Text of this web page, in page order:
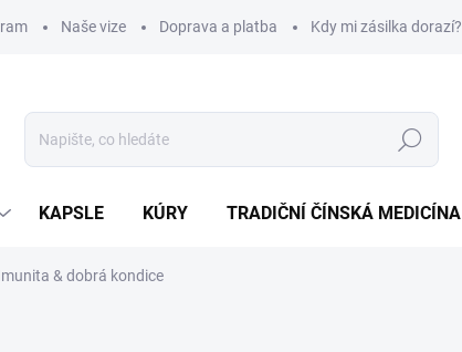
Naše vize Doprava a platba Kdy mi zásilka dorazí?
Hledat
KAPSLE KÚRY TRADIČNÍ ČÍNSKÁ MEDICÍNA
& dobrá kondice